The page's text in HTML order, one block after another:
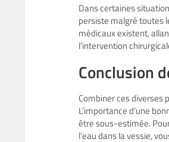
Dans certaines
persiste malgré toutes
médicaux existent,
l’intervention
Conclusion
Combiner ces diverses
L’importance d’une
être sous-estimée.
l’eau dans la vessie,